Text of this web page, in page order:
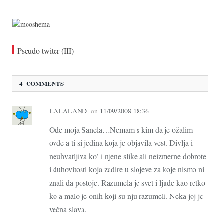
Pseudo twiter (III)
4 COMMENTS
LALALAND on 11/09/2008 18:36
Ode moja Sanela…Nemam s kim da je ožalim
ovde a ti si jedina koja je objavila vest. Divlja i
neuhvatljiva ko’ i njene slike ali neizmerne dobrote
i duhovitosti koja zadire u slojeve za koje nismo ni
znali da postoje. Razumela je svet i ljude kao retko
ko a malo je onih koji su nju razumeli. Neka joj je
večna slava.